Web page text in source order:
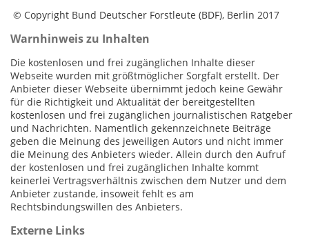
© Copyright Bund Deutscher Forstleute (BDF), Berlin 2017
Warnhinweis zu Inhalten
Die kostenlosen und frei zugänglichen Inhalte dieser
Webseite wurden mit größtmöglicher Sorgfalt erstellt. Der
Anbieter dieser Webseite übernimmt jedoch keine Gewähr
für die Richtigkeit und Aktualität der bereitgestellten
kostenlosen und frei zugänglichen journalistischen Ratgeber
und Nachrichten. Namentlich gekennzeichnete Beiträge
geben die Meinung des jeweiligen Autors und nicht immer
die Meinung des Anbieters wieder. Allein durch den Aufruf
der kostenlosen und frei zugänglichen Inhalte kommt
keinerlei Vertragsverhältnis zwischen dem Nutzer und dem
Anbieter zustande, insoweit fehlt es am
Rechtsbindungswillen des Anbieters.
Externe Links